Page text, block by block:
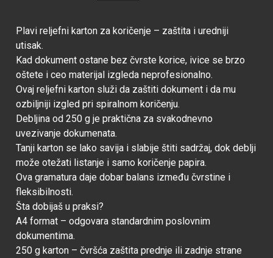
Plavi reljefni karton za koričenje – zaštita i uredniji
utisak.
Kad dokument ostane bez čvrste korice, ivice se brzo
oštete i ceo materijal izgleda neprofesionalno.
Ovaj reljefni karton služi da zaštiti dokument i da mu
ozbiljniji izgled pri spiralnom koričenju.
Debljina od 250 g je praktična za svakodnevno
uvezivanje dokumenata.
Tanji karton se lako savija i slabije štiti sadržaj, dok deblji
može otežati listanje i samo koričenje papira.
Ova gramatura daje dobar balans između čvrstine i
fleksibilnosti.
Šta dobijaš u praksi?
A4 format – odgovara standardnim poslovnim
dokumentima.
250 g karton – čvršća zaštita prednje ili zadnje strane